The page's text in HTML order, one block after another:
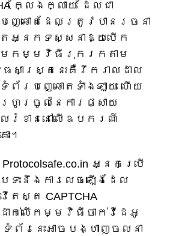
ក្លែងក្លាយ ដែលជា
បញ្ឆោតដែលត្រូវបានរចនា
តអ្នកទស្សនាឱ្យបើក
មកម្មវិធីរុករកតាម
ាស្ត្រនេះគឺរីករាលដាល
ព័របញ្ឆោតទាំងឡាយ ហើយ
រហូរចូលនៃការផ្សាយ
រំខាននៅលើឧបករណ៍
។
អ្នកប្រើ
ះនឹងការលេចឡើងដែល
េស្ត CAPTCHA
ាក់លើកម្មវិធីចាក់វីដេអូ
ព័រនេះអាចបង្ហាញចលនា